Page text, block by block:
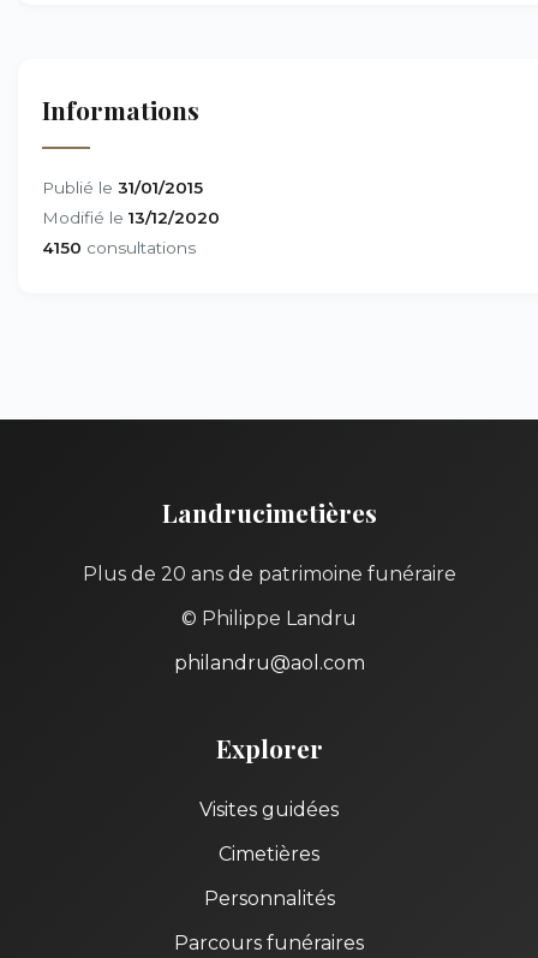
Informations
Publié le 31/01/2015
Modifié le 13/12/2020
4150 consultations
Landrucimetières
Plus de 20 ans de patrimoine funéraire
© Philippe Landru
philandru@aol.com
Explorer
Visites guidées
Cimetières
Personnalités
Parcours funéraires